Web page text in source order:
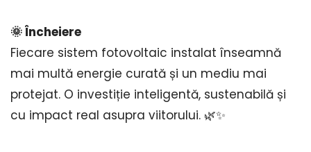
🌞 Încheiere
Fiecare sistem fotovoltaic instalat înseamnă
mai multă energie curată și un mediu mai
protejat. O investiție inteligentă, sustenabilă și
cu impact real asupra viitorului. 🌿✨